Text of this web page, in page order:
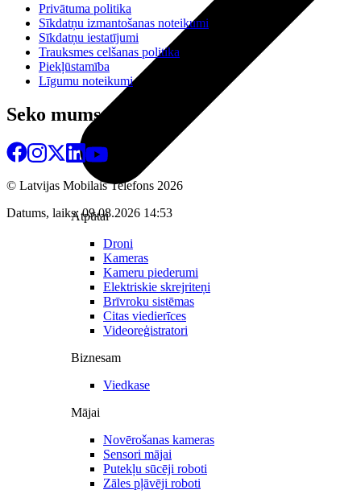
Atpūtai
Droni
Kameras
Kameru piederumi
Elektriskie skrejriteņi
Brīvroku sistēmas
Citas viedierīces
Videoreģistratori
Biznesam
Viedkase
Mājai
Novērošanas kameras
Sensori mājai
Putekļu sūcēji roboti
Zāles pļāvēji roboti
Privātuma politika
Sīkdatņu izmantošanas noteikumi
Sīkdatņu iestatījumi
Trauksmes celšanas politika
Piekļūstamība
Līgumu noteikumi
Seko mums
© Latvijas Mobilais Telefons 2026
Datums, laiks: 09.08.2026 14:53